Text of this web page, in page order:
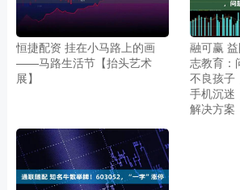
恒捷配资 挂在小马路上的画
——马路生活节【抬头艺术
展】
融可赢
志教育：
不良孩子
手机沉迷
解决方案